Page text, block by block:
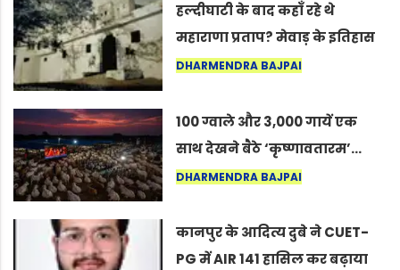
हल्दीघाटी के बाद कहाँ रहे थे
महाराणा प्रताप? मेवाड़ के इतिहास
का वह अनकहा अध्याय जो आज भी
DHARMENDRA BAJPAI
100 ग्वाले और 3,000 गायें एक
साथ देखने बैठे ‘कृष्णावतारम’…
नागपुर में दिखा ऐसा नज़ारा कि
कर सकते हैं”
DHARMENDRA BAJPAI
कानपुर के आदित्य दुबे ने CUET-
PG में AIR 141 हासिल कर बढ़ाया